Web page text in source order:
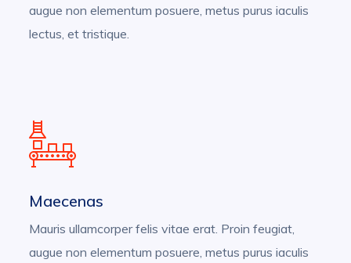
augue non elementum posuere, metus purus iaculis
lectus, et tristique.
Maecenas
Mauris ullamcorper felis vitae erat. Proin feugiat,
augue non elementum posuere, metus purus iaculis